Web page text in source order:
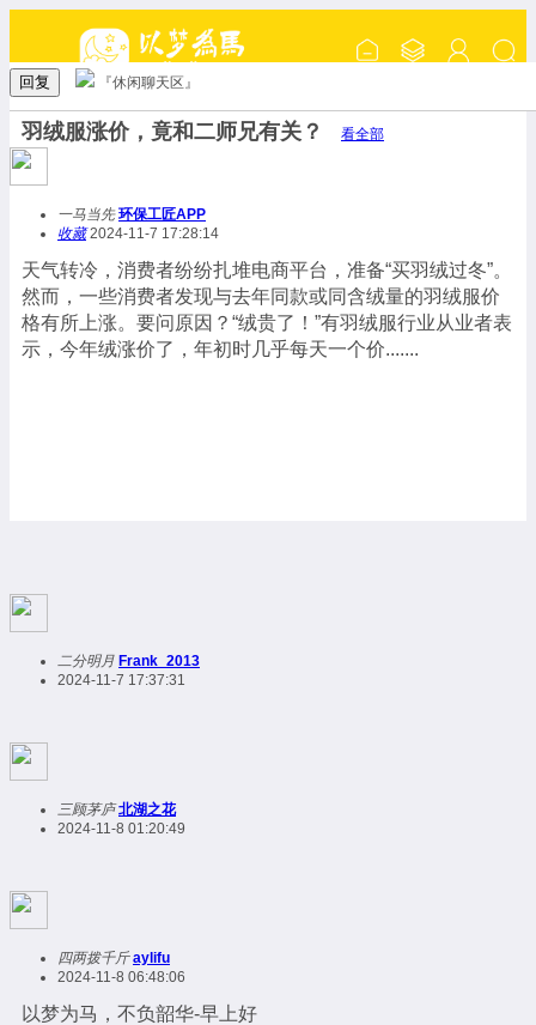
回复 『休闲聊天区』
羽绒服涨价，竟和二师兄有关？ 看全部
一马当先 环保工匠APP
收藏2024-11-7 17:28:14
天气转冷，消费者纷纷扎堆电商平台，准备“买羽绒过冬”。
然而，一些消费者发现与去年同款或同含绒量的羽绒服价
格有所上涨。要问原因？“绒贵了！”有羽绒服行业从业者表
示，今年绒涨价了，年初时几乎每天一个价.......
二分明月 Frank_2013
2024-11-7 17:37:31
三顾茅庐 北湖之花
2024-11-8 01:20:49
四两拨千斤 aylifu
2024-11-8 06:48:06
以梦为马，不负韶华-早上好